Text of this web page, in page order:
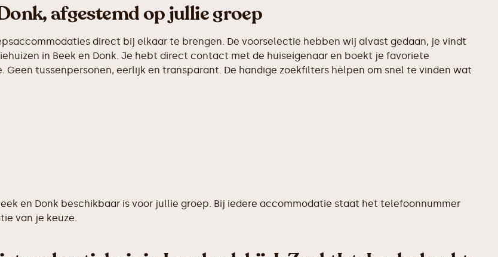
afgestemd op jullie groep
direct bij elkaar te brengen. De voorselectie hebben wij alvast gedaan, je vindt
in Beek en Donk. Je hebt direct contact met de huiseigenaar en boekt je favoriete
tussenpersonen, eerlijk en transparant. De handige zoekfilters helpen om snel te vinden wat
en Donk beschikbaar is voor jullie groep. Bij iedere accommodatie staat het telefoonnummer
van je keuze.